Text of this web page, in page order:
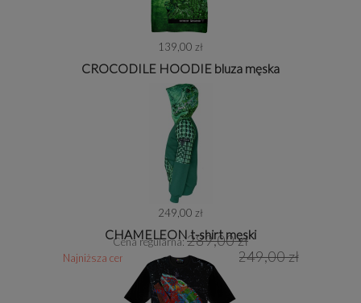
139,00 zł
CROCODILE HOODIE bluza męska
249,00 zł
Cena regularna:289,00 zł
Najniższa cena z 30 dni przed obniżką: 249,00 zł
CHAMELEON t-shirt męski